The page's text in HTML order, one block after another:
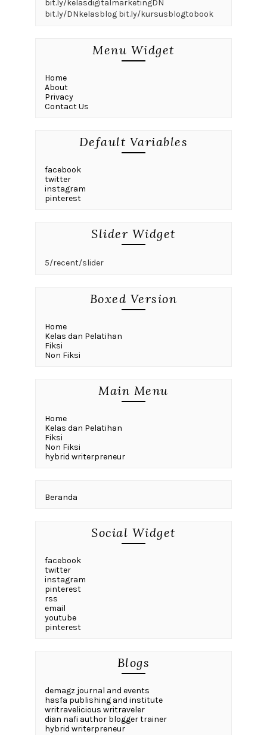
bit.ly/kelasdigitalmarketingDN
bit.ly/DNkelasblog bit.ly/kursusblogtobook
Menu Widget
Home
About
Privacy
Contact Us
Default Variables
facebook
twitter
instagram
pinterest
Slider Widget
5/recent/slider
Boxed Version
Home
Kelas dan Pelatihan
Fiksi
Non Fiksi
Main Menu
Home
Kelas dan Pelatihan
Fiksi
Non Fiksi
hybrid writerpreneur
Beranda
Social Widget
facebook
twitter
instagram
pinterest
rss
email
youtube
pinterest
Blogs
demagz journal and events
hasfa publishing and institute
writravelicious writraveler
dian nafi author blogger trainer
hybrid writerpreneur